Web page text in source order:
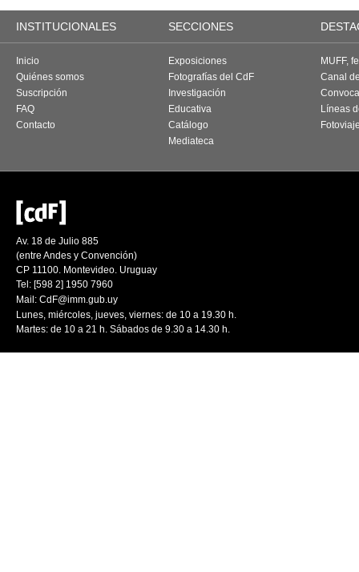
INSTITUCIONALES SECCIONES
Inicio
Quiénes somos
Suscripción
FAQ
Contacto
Exposiciones
Fotografías del CdF
Investigación
Educativa
Catálogo
Mediateca
MUFF,
Canal
Líneas
Av. 18 de Julio 885
(entre Andes y Convención)
CP 11100. Montevideo. Uruguay
Tel: [598 2] 1950 7960
Mail: CdF@imm.gub.uy
Lunes, miércoles, jueves, viernes: de 10 a 19.30 h.
Martes: de 10 a 21 h. Sábados de 9.30 a 14.30 h.